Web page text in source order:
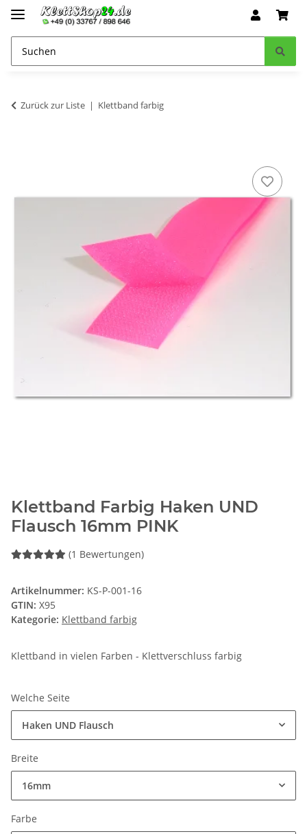
Zurück zur Liste Klettband farbig
Klettband Farbig Haken UND
Flausch 16mm PINK
(1 Bewertungen)
Artikelnummer: KS-P-001-16
GTIN: X95
Kategorie: Klettband farbig
Klettband in vielen Farben - Klettverschluss farbig
Welche Seite
Haken UND Flausch
Breite
16mm
Farbe